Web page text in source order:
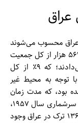
عراق محسوب می‌شوند
با توجه به سرشماری سال ۱۹۵۷ میلادی، ۵۶۷٬۰۰۰ هزار از کل جمعیت
۶٫۳ میلیون نفری عراق را ترک‌‌ها تشکیل می‌دادند؛ که ۹٪ از کل
توجه به محیط غیر
بود، که مدت زمان
طولانی بر روی آن بحث شد. به عنوان مثال، در سرشماری سال ۱۹۵۷،
دولت عراق برای اولین بار ادعا کرد بود که ۱۳۶٬۸۰۰ ترک در عراق وجود